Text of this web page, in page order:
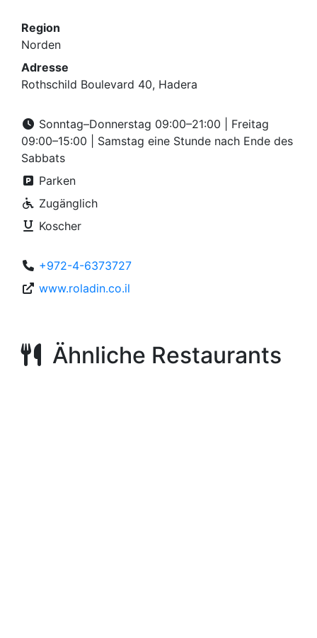
Region
Norden
Adresse
Rothschild Boulevard 40, Hadera
Sonntag–Donnerstag 09:00–21:00 | Freitag
09:00–15:00 | Samstag eine Stunde nach Ende des
Sabbats
Parken
Zugänglich
Koscher
+972-4-6373727
www.roladin.co.il
Ähnliche Restaurants